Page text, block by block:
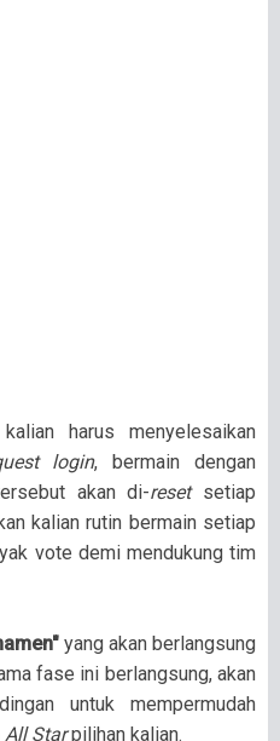
harus menyelesaikan
login, bermain dengan
akan di-reset setiap
kalian rutin bermain setiap
vote demi mendukung tim
yang akan berlangsung
fase ini berlangsung, akan
untuk mempermudah
All Starpilihan kalian.